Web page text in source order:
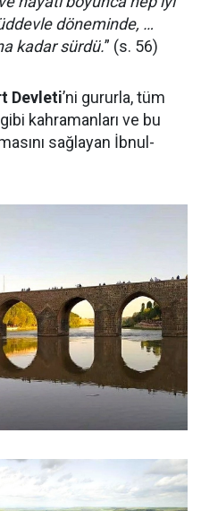
döneminde, …
kadar sürdü.” (s. 56)
Devleti’ni gururla, tüm
kahramanları ve bu
sağlayan İbnul-